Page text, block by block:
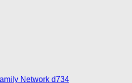
Network d734